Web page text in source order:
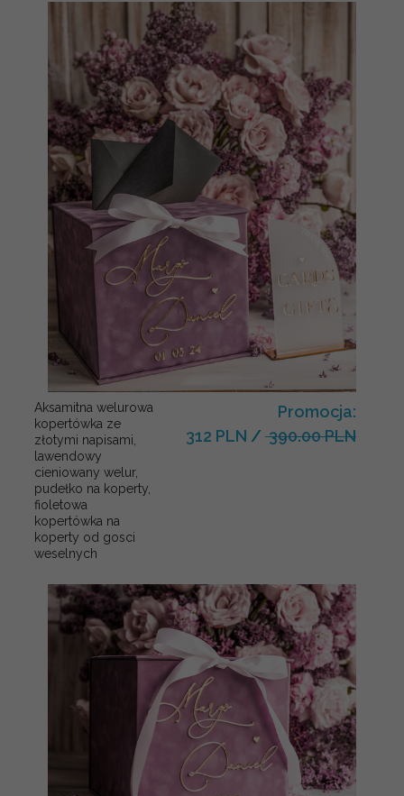
Aksamitna welurowa
kopertówka ze
złotymi napisami,
lawendowy
cieniowany welur,
pudełko na koperty,
fioletowa
kopertówka na
koperty od gosci
weselnych
Promocja:
312 PLN / 390.00 PLN